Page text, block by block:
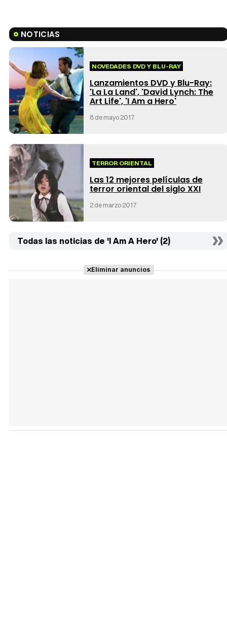
NOTICIAS
NOVEDADES DVD Y BLU-RAY
Lanzamientos DVD y Blu-Ray:
'La La Land', 'David Lynch: The
Art Life', 'I Am a Hero'
8 de mayo 2017
TERROR ORIENTAL
Las 12 mejores películas de
terror oriental del siglo XXI
2 de marzo 2017
Todas las noticias de 'I Am A Hero' (2)
Eliminar anuncios